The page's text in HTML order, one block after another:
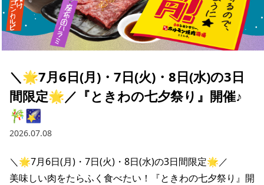
＼🌟7月6日(月)・7日(火)・8日(水)の3日
間限定🌟／『ときわの七夕祭り』開催♪
🎋🌠
2026.07.08
＼🌟7月6日(月)・7日(火)・8日(水)の3日間限定🌟／
美味しい肉をたらふく食べたい！『ときわの七夕祭り』開